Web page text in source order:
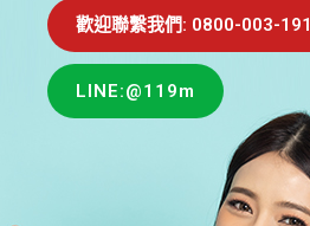
歡迎聯繫我們: 0800-003-191
LINE:@119m